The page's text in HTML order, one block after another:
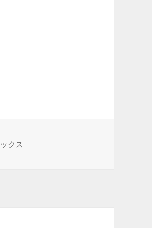
クス